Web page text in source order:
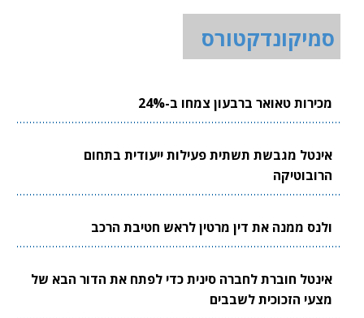
סמיקונדקטורס
מכירות טאואר ברבעון צמחו ב-24%
אינטל מגבשת תשתית פעילות ייעודית בתחום
הרובוטיקה
ולנס ממנה את דין מרטין לראש חטיבת הרכב
אינטל חוברת לחברה סינית כדי לפתח את הדור הבא של
מצעי הזכוכית לשבבים